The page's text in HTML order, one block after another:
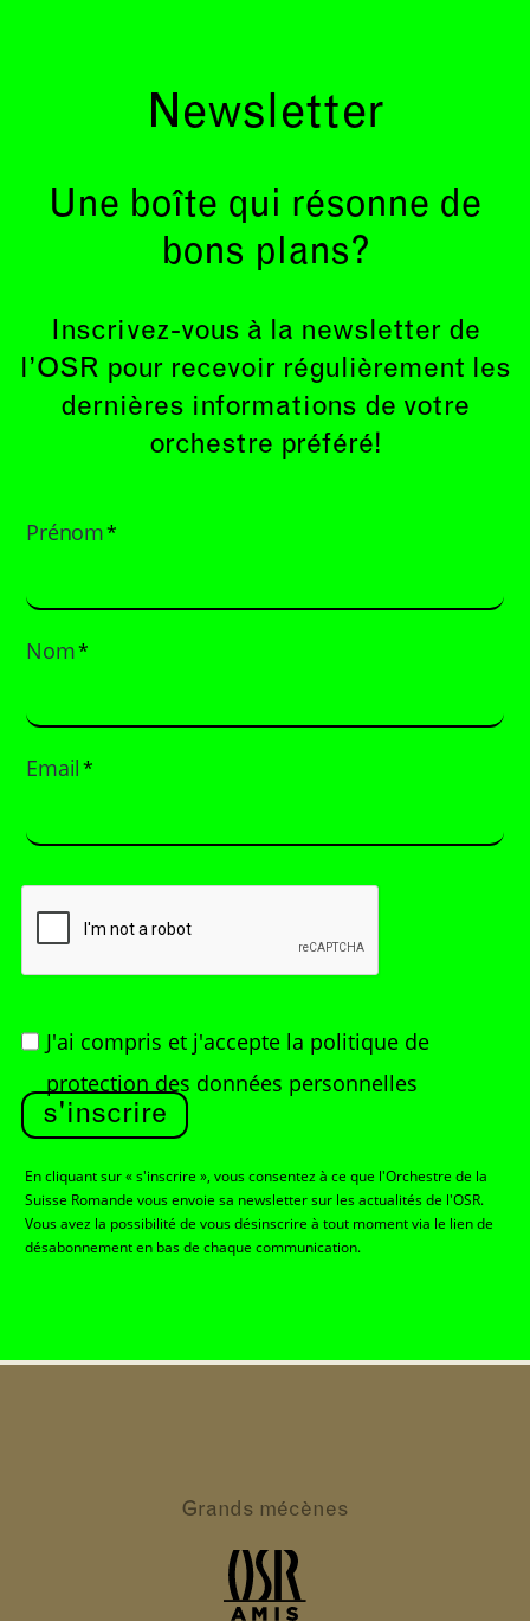
Newsletter
Une boîte qui résonne de
bons plans?
Inscrivez-vous à la newsletter de
l’OSR pour recevoir régulièrement les
dernières informations de votre
orchestre préféré!
Prénom*
Nom*
Email*
J'ai compris et j'accepte la politique de
protection des données personnelles
s'inscrire
En cliquant sur « s'inscrire », vous consentez à ce que l'Orchestre de la
Suisse Romande vous envoie sa newsletter sur les actualités de l'OSR.
Vous avez la possibilité de vous désinscrire à tout moment via le lien de
désabonnement en bas de chaque communication.
Grands mécènes